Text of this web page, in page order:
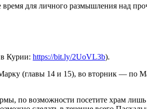
для личного размышления над
Курии: https://bit.ly/2UoVL3b).
(главы 14 и 15), во вторник — по
по возможности посетите храм лишь